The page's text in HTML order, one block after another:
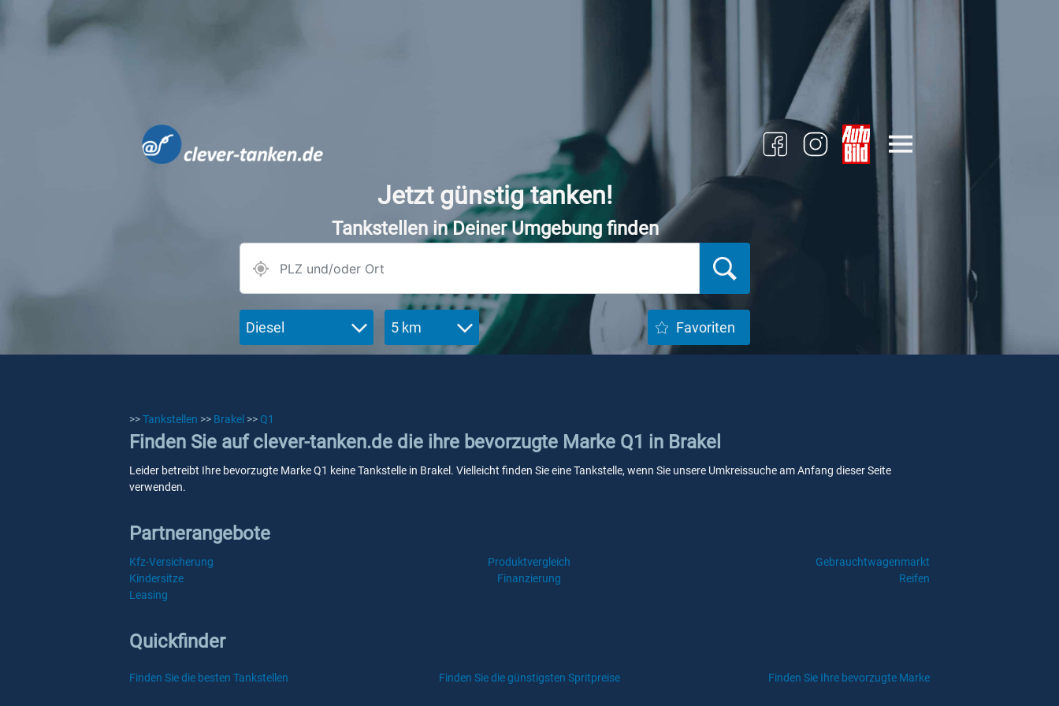
Jetzt günstig tanken!
Tankstellen in Deiner Umgebung finden
Diesel 5 km Favoriten
>>Tankstellen >> Brakel >> Q1
Finden Sie auf clever-tanken.de die ihre bevorzugte Marke Q1 in Brakel
Leider betreibt Ihre bevorzugte Marke Q1 keine Tankstelle in Brakel. Vielleicht finden Sie eine Tankstelle, wenn Sie unsere Umkreissuche am Anfang dieser Seite
verwenden.
Partnerangebote
Kfz-Versicherung Produktvergleich
Gebrauchtwagenmarkt
Kindersitze
Finanzierung
Reifen
Leasing
Quickfinder
Finden Sie die besten Tankstellen Finden Sie die günstigsten Spritpreise Finden Sie Ihre bevorzugte Marke